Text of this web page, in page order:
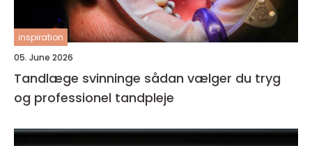
inspiration
05. June 2026
Tandlæge svinninge sådan vælger du tryg
og professionel tandpleje